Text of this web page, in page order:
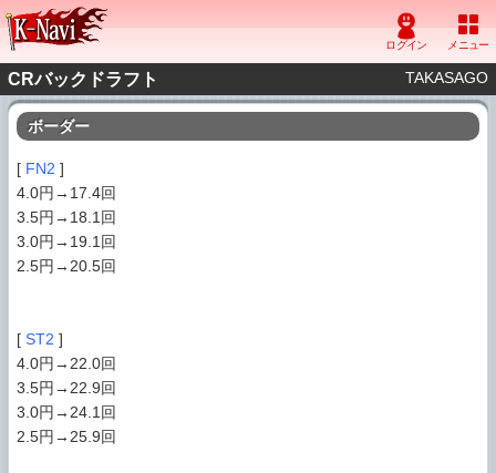
CRバックドラフト TAKASAGO
ボーダー
[ FN2 ]
4.0円→17.4回
3.5円→18.1回
3.0円→19.1回
2.5円→20.5回
[ ST2 ]
4.0円→22.0回
3.5円→22.9回
3.0円→24.1回
2.5円→25.9回